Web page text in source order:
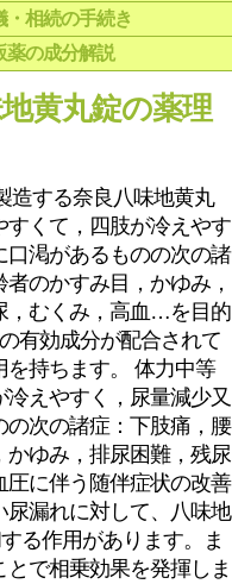
・相続の手続き
薬の成分解説
黄丸錠の薬理
造する奈良八味地黄丸
くて，四肢が冷えやす
口渇があるものの次の諸
のかすみ目，かゆみ，
，むくみ，高血…を目的
有効成分が配合されて
持ちます。 体力中等
えやすく，尿量減少又
次の諸症：下肢痛，腰
ゆみ，排尿困難，残尿
に伴う随伴症状の改善
尿漏れに対して、八味地
る作用があります。ま
で相乗効果を発揮しま